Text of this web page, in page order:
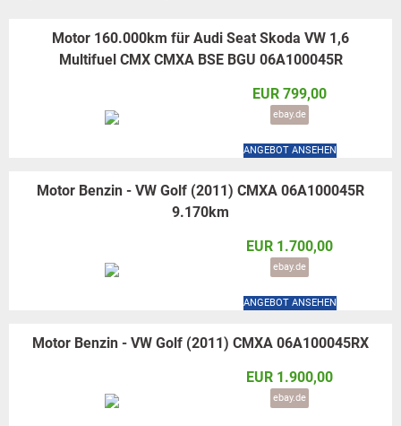
Motor 160.000km für Audi Seat Skoda VW 1,6
Multifuel CMX CMXA BSE BGU 06A100045R
EUR 799,00
ebay.de
ANGEBOT ANSEHEN
Motor Benzin - VW Golf (2011) CMXA 06A100045R
9.170km
EUR 1.700,00
ebay.de
ANGEBOT ANSEHEN
Motor Benzin - VW Golf (2011) CMXA 06A100045RX
EUR 1.900,00
ebay.de